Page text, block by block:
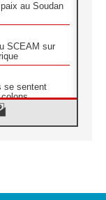
au Soudan
SCEAM sur
se sentent
Dame du